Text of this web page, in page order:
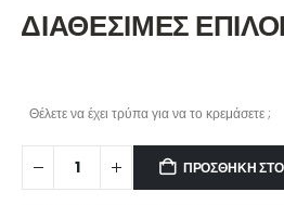
ΔΙΑΘΕΣΙΜΕΣ
Θέλετε να έχει τρύπα για να το κρεμάσετε ;
ΠΡΟΣΘΉΚΗ